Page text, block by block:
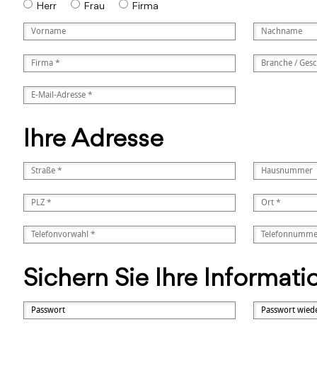
Herr Frau Firma
Ihre Adresse
Sichern Sie Ihre